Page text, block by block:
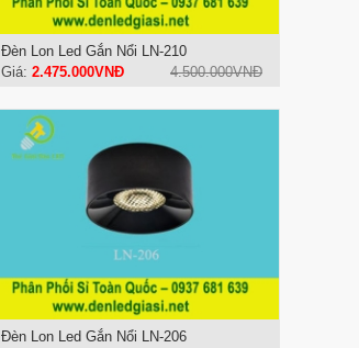
Đèn Lon Led Gắn Nổi LN-210
Giá: 2.475.000VNĐ 4.500.000VNĐ
Đèn Lon Led Gắn Nổi LN-206